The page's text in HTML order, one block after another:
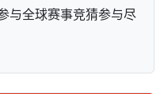
与全球赛事竞猜参与尽